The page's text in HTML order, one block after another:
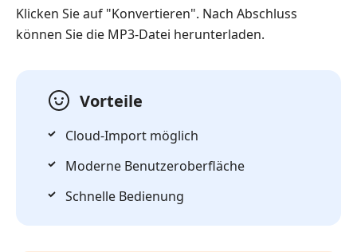
Klicken Sie auf "Konvertieren". Nach Abschluss
können Sie die MP3-Datei herunterladen.
Vorteile
Cloud-Import möglich
Moderne Benutzeroberfläche
Schnelle Bedienung